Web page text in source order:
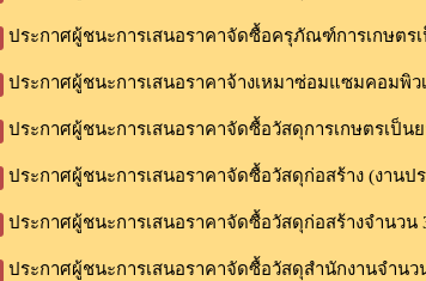
ประกาศผู้ชนะการเสนอราคาจัดซื้อครุภัณฑ์การเกษตรเ
ประกาศผู้ชนะการเสนอราคาจ้างเหมาซ่อมแซมคอมพิว
ประกาศผู้ชนะการเสนอราคาจัดซื้อวัสดุการเกษตรเป็น
ประกาศผู้ชนะการเสนอราคาจัดซื้อวัสดุก่อสร้าง (งานป
ประกาศผู้ชนะการเสนอราคาจัดซื้อวัสดุก่อสร้างจำนวน
ประกาศผู้ชนะการเสนอราคาจัดซื้อวัสดุสำนักงานจำนว